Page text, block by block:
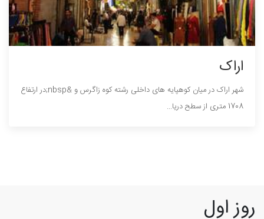
اراک
شهر اراک در میان کوهپایه های داخلی رشته کوه زاگرس و &nbsp;در ارتفاع
1708 متری از سطح دریا...
روز اول